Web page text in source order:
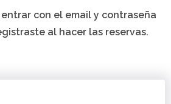
con el email y contraseña
al hacer las reservas.